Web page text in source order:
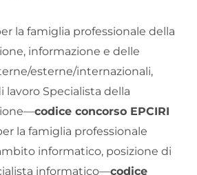
la famiglia professionale della
informazione e delle
esterne/internazionali,
lavoro Specialista della
codice concorso EPCIRI
la famiglia professionale
informatico, posizione di
informatico—codice